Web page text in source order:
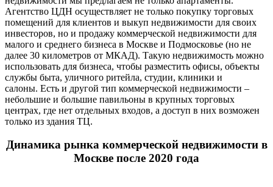
Агентство ЦДН осуществляет не только покупку торговых
помещений для клиентов и выкуп недвижимости для своих
инвесторов, но и продажу коммерческой недвижимости для
малого и среднего бизнеса в Москве и Подмосковье (но не
далее 30 километров от МКАД). Такую недвижимость можно
использовать для бизнеса, чтобы разместить офисы, объекты
службы быта, уличного ритейла, студии, клиники и
салоны. Есть и другой тип коммерческой недвижимости –
небольшие и большие павильоны в крупных торговых
центрах, где нет отдельных входов, а доступ в них возможен
только из здания ТЦ.
Динамика рынка коммерческой недвижимости в
Москве после 2020 года